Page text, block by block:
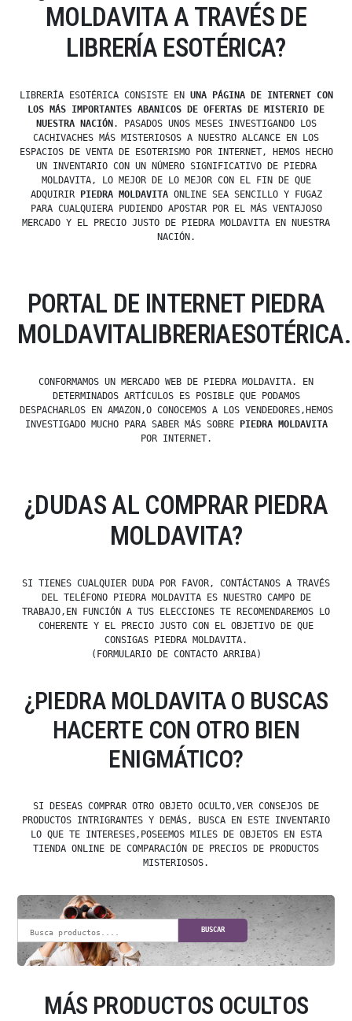
MOLDAVITA A TRAVÉS DE
LIBRERÍA ESOTÉRICA?
LIBRERÍA ESOTÉRICA CONSISTE EN UNA PÁGINA DE INTERNET CON
LOS MÁS IMPORTANTES ABANICOS DE OFERTAS DE MISTERIO DE
NUESTRA NACIÓN. PASADOS UNOS MESES INVESTIGANDO LOS
CACHIVACHES MÁS MISTERIOSOS A NUESTRO ALCANCE EN LOS
ESPACIOS DE VENTA DE ESOTERISMO POR INTERNET, HEMOS HECHO
UN INVENTARIO CON UN NÚMERO SIGNIFICATIVO DE PIEDRA
MOLDAVITA, LO MEJOR DE LO MEJOR CON EL FIN DE QUE
ADQUIRIR PIEDRA MOLDAVITAONLINE SEA SENCILLO Y FUGAZ
PARA CUALQUIERA PUDIENDO APOSTAR POR EL MÁS VENTAJOSO
MERCADO Y EL PRECIO JUSTO DE PIEDRA MOLDAVITA EN NUESTRA
NACIÓN.
PORTAL DE INTERNET PIEDRA
CONFORMAMOS UN MERCADO WEB DE PIEDRA MOLDAVITA. EN
DETERMINADOS ARTÍCULOS ES POSIBLE QUE PODAMOS
DESPACHARLOS EN AMAZON,O CONOCEMOS A LOS VENDEDORES,HEMOS
INVESTIGADO MUCHO PARA SABER MÁS SOBRE PIEDRA MOLDAVITA
POR INTERNET.
¿DUDAS AL COMPRAR PIEDRA
MOLDAVITA?
SI TIENES CUALQUIER DUDA POR FAVOR, CONTÁCTANOS A TRAVÉS
DEL TELÉFONO PIEDRA MOLDAVITA ES NUESTRO CAMPO DE
TRABAJO,EN FUNCIÓN A TUS ELECCIONES TE RECOMENDAREMOS LO
COHERENTE Y EL PRECIO JUSTO CON EL OBJETIVO DE QUE
CONSIGAS PIEDRA MOLDAVITA.
(FORMULARIO DE CONTACTO ARRIBA)
¿PIEDRA MOLDAVITA O BUSCAS
HACERTE CON OTRO BIEN
ENIGMÁTICO?
SI DESEAS COMPRAR OTRO OBJETO OCULTO,VER CONSEJOS DE
PRODUCTOS INTRIGRANTES Y DEMÁS, BUSCA EN ESTE INVENTARIO
LO QUE TE INTERESES,POSEEMOS MILES DE OBJETOS EN ESTA
TIENDA ONLINE DE COMPARACIÓN DE PRECIOS DE PRODUCTOS
MISTERIOSOS.
BUSCAR
MÁS PRODUCTOS OCULTOS